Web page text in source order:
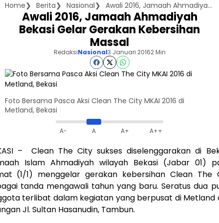
Home Berita Nasional Awali 2016, Jamaah Ahmadiyah Bekasi Gelar Gerakan Kebersihan Massal
Awali 2016, Jamaah Ahmadiyah
Bekasi Gelar Gerakan Kebersihan
Massal
RedaksiNasional3 Januari 20162 Min
Foto Bersama Pasca Aksi Clean The City MKAI 2016 di
Metland, Bekasi
A- A A+ A++
– Clean The City sukses diselenggarakan di
Islam Ahmadiyah wilayah Bekasi (Jabar 01)
(1/1) menggelar gerakan kebersihan Clean The
tanda mengawali tahun yang baru. Seratus dua
terlibat dalam kegiatan yang berpusat di Metland
Jl. Sultan Hasanudin, Tambun.